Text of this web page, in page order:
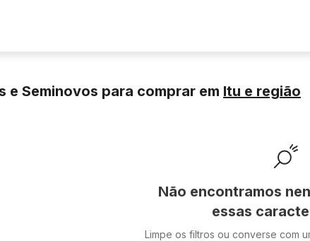
e Seminovos para comprar em Itu e região
Não encontramos
essas
Limpe os filtros ou converse com